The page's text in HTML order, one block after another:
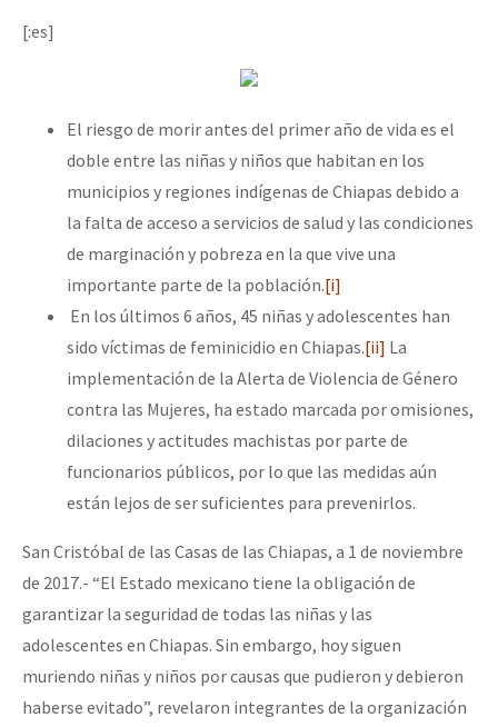
[:es]
El riesgo de morir antes del primer año de vida es el
doble entre las niñas y niños que habitan en los
municipios y regiones indígenas de Chiapas debido a
la falta de acceso a servicios de salud y las condiciones
de marginación y pobreza en la que vive una
importante parte de la población.[i]
En los últimos 6 años, 45 niñas y adolescentes han
sido víctimas de feminicidio en Chiapas.[ii] La
implementación de la Alerta de Violencia de Género
contra las Mujeres, ha estado marcada por omisiones,
dilaciones y actitudes machistas por parte de
funcionarios públicos, por lo que las medidas aún
están lejos de ser suficientes para prevenirlos.
San Cristóbal de las Casas de las Chiapas, a 1 de noviembre
de 2017.- “El Estado mexicano tiene la obligación de
garantizar la seguridad de todas las niñas y las
adolescentes en Chiapas. Sin embargo, hoy siguen
muriendo niñas y niños por causas que pudieron y debieron
haberse evitado”, revelaron integrantes de la organización